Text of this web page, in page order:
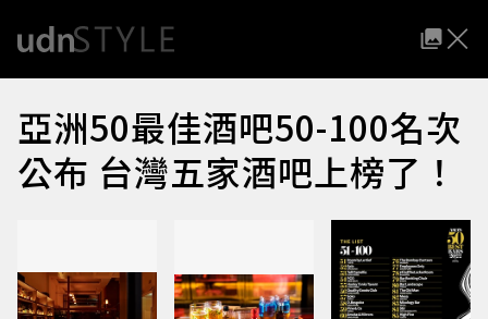
亞洲50最佳酒吧50-100名次
公布 台灣五家酒吧上榜了！